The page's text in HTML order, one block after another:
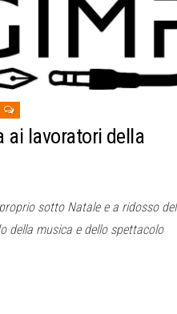
ai lavoratori della
sotto Natale e a ridosso del
della musica e dello spettacolo